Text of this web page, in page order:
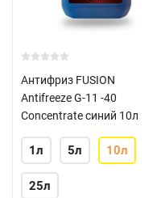
Антифриз FUSION
Antifreeze G-11 -40
Concentrate синий 10л
1л 5л 10л
25л